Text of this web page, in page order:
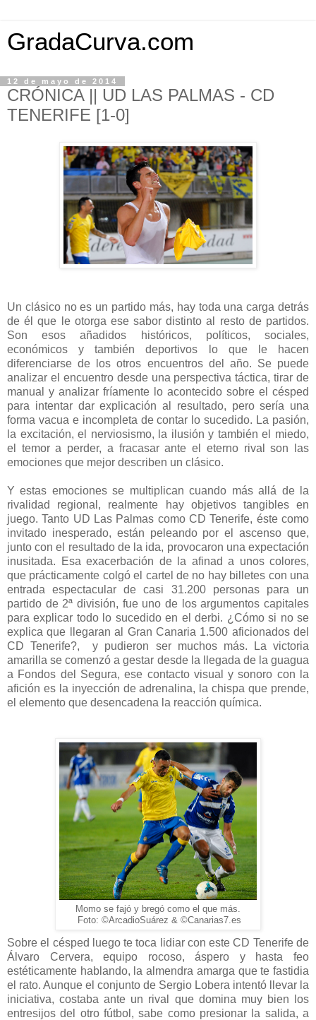
GradaCurva.com
12 de mayo de 2014
CRÓNICA || UD LAS PALMAS - CD
TENERIFE [1-0]
Un clásico no es un partido más, hay toda una carga detrás
de él que le otorga ese sabor distinto al resto de partidos.
Son esos añadidos históricos, políticos, sociales,
económicos y también deportivos lo que le hacen
diferenciarse de los otros encuentros del año. Se puede
analizar el encuentro desde una perspectiva táctica, tirar de
manual y analizar fríamente lo acontecido sobre el césped
para intentar dar explicación al resultado, pero sería una
forma vacua e incompleta de contar lo sucedido. La pasión,
la excitación, el nerviosismo, la ilusión y también el miedo,
el temor a perder, a fracasar ante el eterno rival son las
emociones que mejor describen un clásico.
Y estas emociones se multiplican cuando más allá de la
rivalidad regional, realmente hay objetivos tangibles en
juego. Tanto UD Las Palmas como CD Tenerife, éste como
invitado inesperado, están peleando por el ascenso que,
junto con el resultado de la ida, provocaron una expectación
inusitada. Esa exacerbación de la afinad a unos colores,
que prácticamente colgó el cartel de no hay billetes con una
entrada espectacular de casi 31.200 personas para un
partido de 2ª división, fue uno de los argumentos capitales
para explicar todo lo sucedido en el derbi. ¿Cómo si no se
explica que llegaran al Gran Canaria 1.500 aficionados del
CD Tenerife?, y pudieron ser muchos más. La victoria
amarilla se comenzó a gestar desde la llegada de la guagua
a Fondos del Segura, ese contacto visual y sonoro con la
afición es la inyección de adrenalina, la chispa que prende,
el elemento que desencadena la reacción química.
Momo se fajó y bregó como el que más.
Foto: ©ArcadioSuárez & ©Canarias7.es
Sobre el césped luego te toca lidiar con este CD Tenerife de
Álvaro Cervera, equipo rocoso, áspero y hasta feo
estéticamente hablando, la almendra amarga que te fastidia
el rato. Aunque el conjunto de Sergio Lobera intentó llevar la
iniciativa, costaba ante un rival que domina muy bien los
entresijos del otro fútbol, sabe como presionar la salida, a